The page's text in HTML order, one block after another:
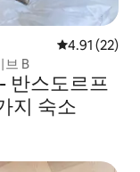
평점 4.91점
4.91 (22)
브 B
반스도르프
지 숙소